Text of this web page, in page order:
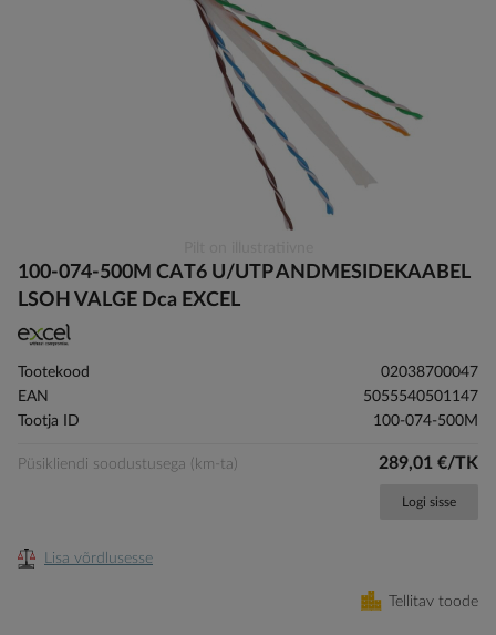
to
the
of
images
gallery
100-074-500M CAT6 U/UTP ANDMESIDEKAABEL
LSOH VALGE Dca EXCEL
Tootekood
02038700047
EAN
5055540501147
Tootja ID
100-074-500M
Püsikliendi soodustusega (km-ta) 289,01 €/TK
Logi sisse
Lisa võrdlusesse
Tellitav toode